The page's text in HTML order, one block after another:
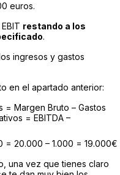
euros.
restando a los
.
ingresos y gastos
en el apartado anterior:
= Margen Bruto – Gastos
= EBITDA –
20.000 – 1.000 = 19.000€
una vez que tienes claro